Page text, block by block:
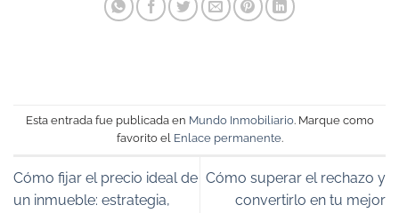
Esta entrada fue publicada en Mundo Inmobiliario. Marque como
favorito el Enlace permanente.
Cómo fijar el precio ideal de
un inmueble: estrategia,
Cómo superar el rechazo y
convertirlo en tu mejor